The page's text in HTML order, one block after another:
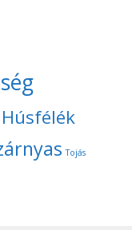
Húsfélék
Tojás